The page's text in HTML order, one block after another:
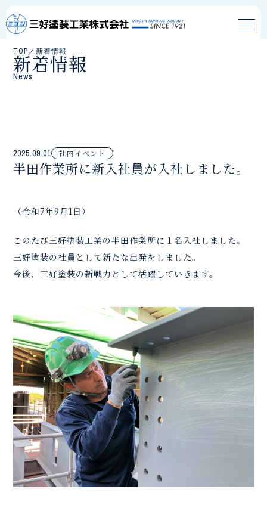
TOP／新着情報
新着情報
News
2025.09.01 社内イベント
半田作業所に新入社員が入社しました。
（令和7年9月1日）
このたび三好塗装工業の半田作業所に１名入社しました。
三好塗装の社員として新たな出発をしました。
今後、三好塗装の新戦力として活躍していきます。